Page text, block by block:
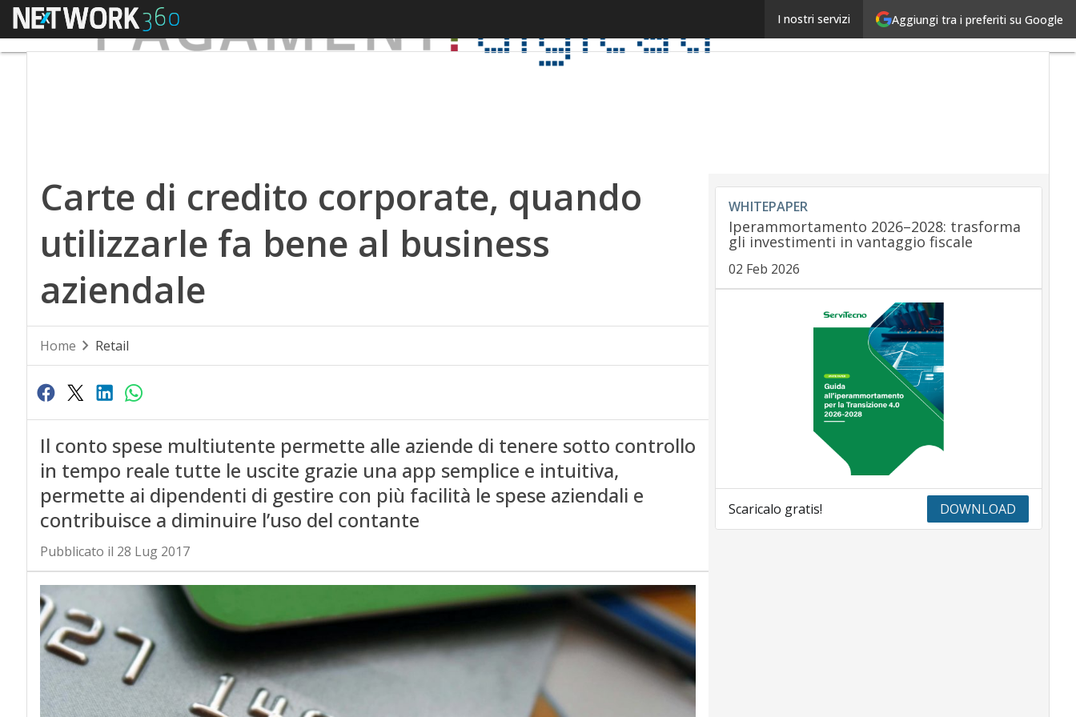
Aggiungi tra i preferiti su Google
I nostri servizi
Menu Carte di credito corporate, quando utilizzarle fa
Carte di credito corporate, quando
utilizzarle fa bene al business
aziendale
Home Retail
Il conto spese multiutente permette alle aziende di tenere sotto controllo
in tempo reale tutte le uscite grazie una app semplice e intuitiva,
permette ai dipendenti di gestire con più facilità le spese aziendali e
contribuisce a diminuire l’uso del contante
Pubblicato il 28 Lug 2017
WHITEPAPER
Iperammortamento 2026–2028: trasforma
gli investimenti in vantaggio fiscale
02 Feb 2026
Scaricalo gratis! DOWNLOAD